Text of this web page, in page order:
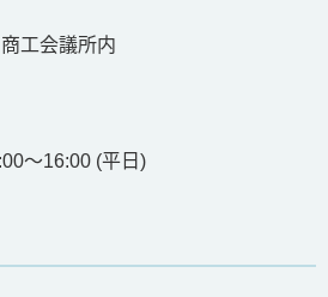
工会議所内
～16:00 (平日)